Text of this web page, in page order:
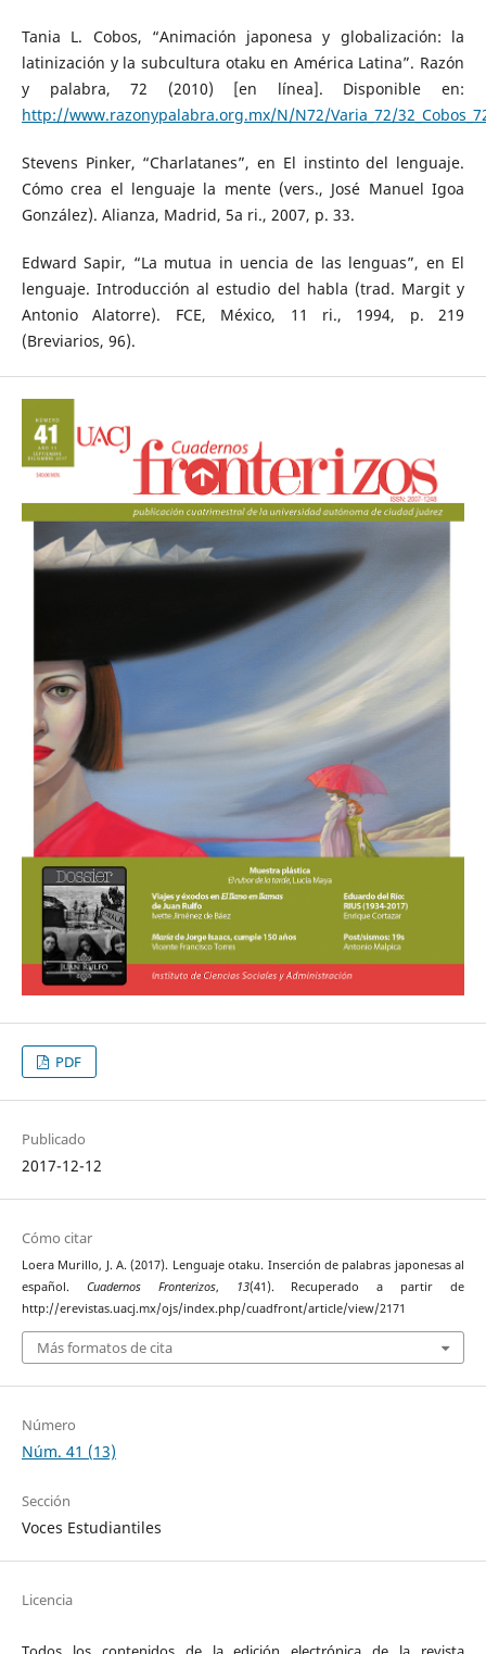
Tania L. Cobos, “Animación japonesa y globalización: la
latinización y la subcultura otaku en América Latina”. Razón
y palabra, 72 (2010) [en línea]. Disponible en:
http://www.razonypalabra.org.mx/N/N72/Varia_72/
Stevens Pinker, “Charlatanes”, en El instinto del lenguaje.
Cómo crea el lenguaje la mente (vers., José Manuel Igoa
González). Alianza, Madrid, 5a ri., 2007, p. 33.
Edward Sapir, “La mutua in uencia de las lenguas”, en El
lenguaje. Introducción al estudio del habla (trad. Margit y
Antonio Alatorre). FCE, México, 11 ri., 1994, p. 219
(Breviarios, 96).
PDF
Publicado
2017-12-12
Cómo citar
Loera Murillo, J. A. (2017). Lenguaje otaku. Inserción de palabras japonesas al
español. Cuadernos Fronterizos, 13(41). Recuperado a partir de
http://erevistas.uacj.mx/ojs/index.php/cuadfront/article/view/2171
Más formatos de cita
Número
Núm. 41 (13)
Sección
Voces Estudiantiles
Licencia